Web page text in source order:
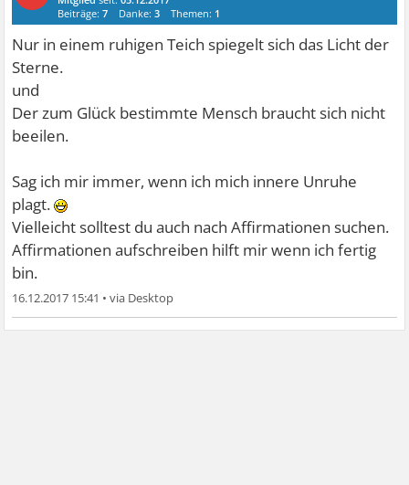
Beiträge:7 Danke:3 Themen: 1
Nur in einem ruhigen Teich spiegelt sich das Licht der
Sterne.
und
Der zum Glück bestimmte Mensch braucht sich nicht
beeilen.
Sag ich mir immer, wenn ich mich innere Unruhe
plagt.
Vielleicht solltest du auch nach Affirmationen suchen.
Affirmationen aufschreiben hilft mir wenn ich fertig
bin.
16.12.2017 15:41 •